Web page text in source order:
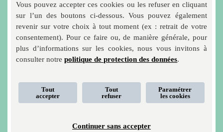
Je mets à jour mes documents :
Types de fichiers autorisés : PDF, Office (word, excel, txt, csv...), Image (png,
jpeg...).
Attestation CIF 2021 délivrée par l’Orias
Types de fichiers acceptés : pdf, word, excel, txt, csv,
png, jpeg, Taille max. des fichiers : 128 MB.
Vous pouvez accepter ces cookies ou les refuser en cliquant
sur l’un des boutons ci-dessous. Vous pouvez également
revenir sur votre choix à tout moment (ex : retrait de votre
consentement). Pour ce faire ou, de manière générale, pour
plus d’informations sur les cookies, nous vous invitons à
consulter notrepolitique de protection des données.
Tout
accepter
Tout
refuser
Paramétrer
les cookies
Continuer sans accepter